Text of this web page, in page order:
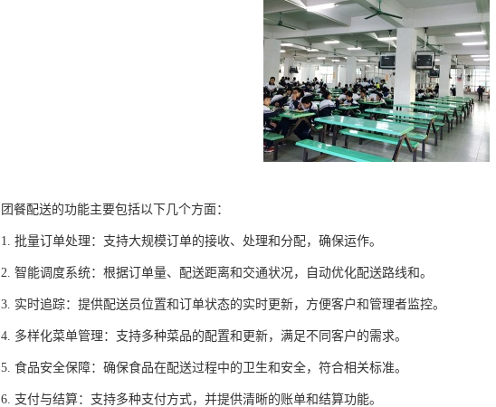
团餐配送的功能主要包括以下几个方面：
1. 批量订单处理：支持大规模订单的接收、处理和分配，确保运作。
2. 智能调度系统：根据订单量、配送距离和交通状况，自动优化配送路线和。
3. 实时追踪：提供配送员位置和订单状态的实时更新，方便客户和管理者监控。
4. 多样化菜单管理：支持多种菜品的配置和更新，满足不同客户的需求。
5. 食品安全保障：确保食品在配送过程中的卫生和安全，符合相关标准。
6. 支付与结算：支持多种支付方式，并提供清晰的账单和结算功能。